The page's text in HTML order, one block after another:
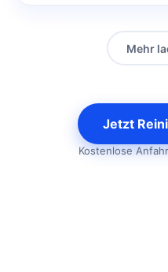
Mehr
Jetzt
Kostenlose